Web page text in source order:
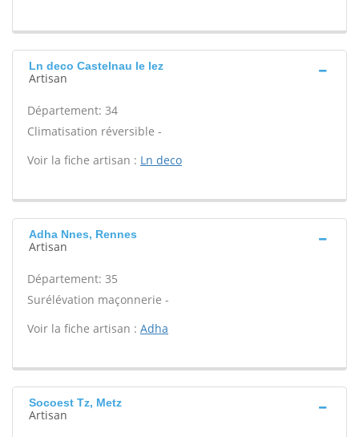
Ln deco Castelnau le lez
Artisan
Département: 34
Climatisation réversible -
Voir la fiche artisan : Ln deco
Adha Nnes, Rennes
Artisan
Département: 35
Surélévation maçonnerie -
Voir la fiche artisan : Adha
Socoest Tz, Metz
Artisan